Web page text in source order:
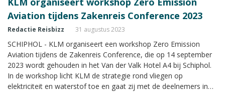
Aviation tijdens Zakenreis Conference 2023
Redactie Reisbizz 31 augustus 2023
SCHIPHOL - KLM organiseert een workshop Zero Emission
Aviation tijdens de Zakenreis Conference, die op 14 september
2023 wordt gehouden in het Van der Valk Hotel A4 bij Schiphol.
In de workshop licht KLM de strategie rond vliegen op
elektriciteit en waterstof toe en gaat zij met de deelnemers in